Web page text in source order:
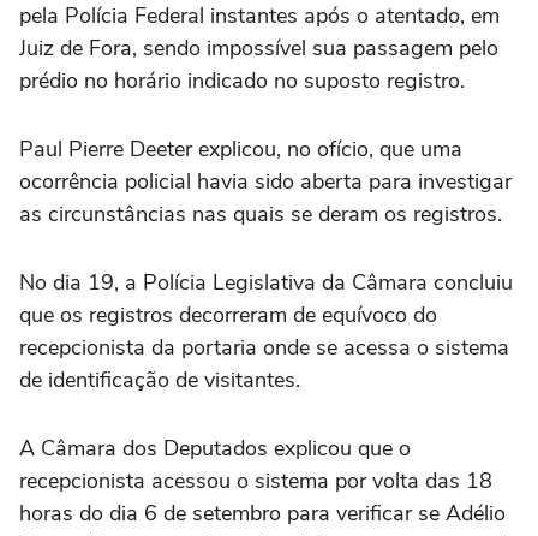
pela Polícia Federal instantes após o atentado, em
Juiz de Fora, sendo impossível sua passagem pelo
prédio no horário indicado no suposto registro.
Paul Pierre Deeter explicou, no ofício, que uma
ocorrência policial havia sido aberta para investigar
as circunstâncias nas quais se deram os registros.
No dia 19, a Polícia Legislativa da Câmara concluiu
que os registros decorreram de equívoco do
recepcionista da portaria onde se acessa o sistema
de identificação de visitantes.
A Câmara dos Deputados explicou que o
recepcionista acessou o sistema por volta das 18
horas do dia 6 de setembro para verificar se Adélio